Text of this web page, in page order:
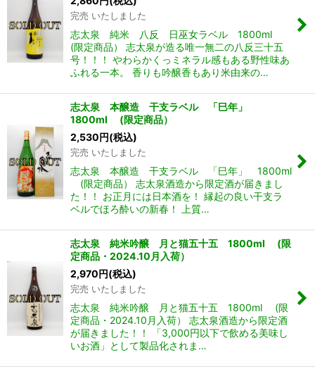
完売 いたしました
志太泉 純米 八反 日巫女ラベル 1800ml
(限定商品） 志太泉が造る唯一無二の八反三十五
号！！！ やわらかくっミネラル感もある野性味あ
ふれる一本。 香りも吟醸香もあり米由来の…
志太泉 本醸造 干支ラベル 「巳年」
1800ml (限定商品）
2,530円(税込)
完売 いたしました
志太泉 本醸造 干支ラベル 「巳年」 1800ml
(限定商品） 志太泉酒造から限定酒が届きまし
た！！ お正月には日本酒を！ 縁起の良い干支ラ
ベルでほろ酔いの新春！ 上質…
志太泉 純米吟醸 月と猫五十五 1800ml (限
定商品・2024.10月入荷）
2,970円(税込)
完売 いたしました
志太泉 純米吟醸 月と猫五十五 1800ml (限
定商品・2024.10月入荷） 志太泉酒造から限定酒
が届きました！！ 「3,000円以下で飲める美味し
いお酒」として製品化されま…